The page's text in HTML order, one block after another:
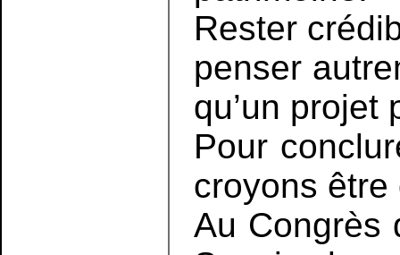
Rester
penser
qu’un
Pour
croyons être
Au Congrès